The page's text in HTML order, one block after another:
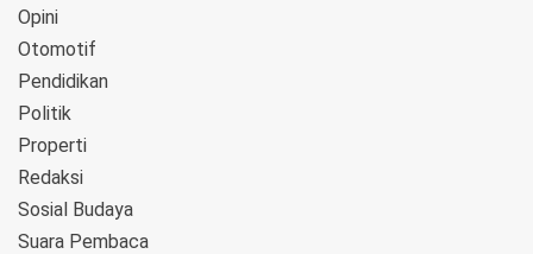
Opini
Otomotif
Pendidikan
Politik
Properti
Redaksi
Sosial Budaya
Suara Pembaca